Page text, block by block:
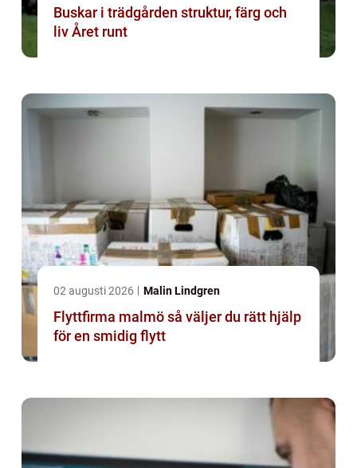
Buskar i trädgården struktur, färg och
liv Året runt
02 augusti 2026 Malin Lindgren
Flyttfirma malmö så väljer du rätt hjälp
för en smidig flytt